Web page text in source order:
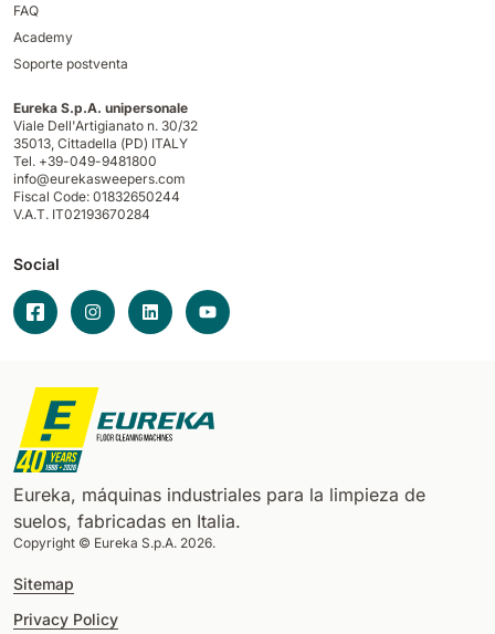
FAQ
Academy
Soporte postventa
Eureka S.p.A. unipersonale
Viale Dell'Artigianato n. 30/32
35013, Cittadella (PD) ITALY
Tel. +39-049-9481800
info@eurekasweepers.com
Fiscal Code: 01832650244
V.A.T. IT02193670284
Social
Eureka, máquinas industriales para la limpieza de
suelos, fabricadas en Italia.
Copyright © Eureka S.p.A. 2026.
Sitemap
Privacy Policy